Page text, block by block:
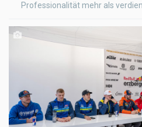
Professionalität mehr als